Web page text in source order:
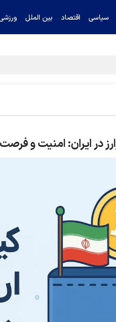
سیاسی اقتصاد بین الملل
را تکذیب کرد
در ایران: امنیت و